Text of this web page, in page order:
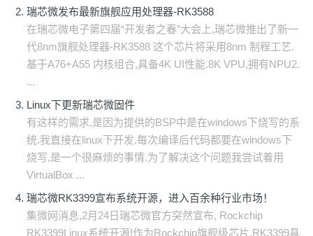
瑞芯微发布最新旗舰应用处理器-RK3588
在瑞芯微电子第四届“开发者之春”大会上,瑞芯微推出了新一
代8nm旗舰处理器-RK3588 这个芯片将采用8nm 制程工艺.
基于A76+A55 内核组合,具备4K UI性能.8K VPU,拥有NPU2.
...
Linux下更新瑞芯微固件
有这样的需求,是因为提供的BSP中是在windows下烧写的系
统.我直接在linux下开发,每次编译后代码都要在windows下
烧写,是一个很麻烦的事情.为了解决这个问题我尝试着用
VirtualBox ...
瑞芯微RK3399宣布系统开源，进入百余种行业市场！
集微网消息,2月24日瑞芯微官方突然宣布, Rockchip
RK3399Linux系统开源!作为Rockchip旗舰级芯片,RK3399具